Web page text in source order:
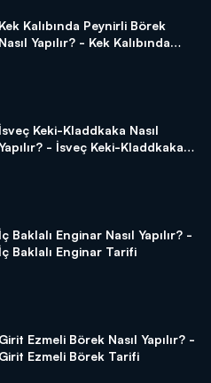
Kek Kalıbında Peynirli Börek
Nasıl Yapılır? - Kek Kalıbında
İsveç Keki-Kladdkaka Nasıl
- İsveç Keki-Kladdkaka
İç Baklalı Enginar Nasıl Yapılır? -
İç Baklalı Enginar Tarifi
Girit Ezmeli Börek Nasıl Yapılır? -
Girit Ezmeli Börek Tarifi